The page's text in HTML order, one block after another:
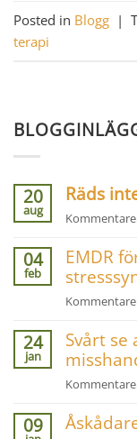
Posted in Blogg |
terapi
20
aug
Räds
04
feb
EMDR
24
jan
Svårt se
09